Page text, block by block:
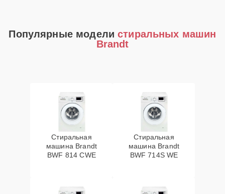
Популярные моделистиральных машин
Brandt
Стиральная
машина Brandt
BWF 814 CWE
Стиральная
машина Brandt
BWF 714S WE